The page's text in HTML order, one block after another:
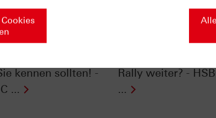
im Chart-
kennen sollten! -
...
Silber im Chart-
Rally weiter? -
...